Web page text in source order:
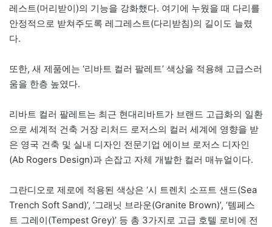
레스트(머리받이)의 기능을 강화했다. 여기에 누웠을 때 다리를
안정적으로 받쳐주도록 레그레스트(다리받침)의 길이도 늘렸
다.
또한, 새 제품에는 ‘리바트 컬러 팔레트’ 색상을 적용해 고급스러
움을 한층 높였다.
리바트 컬러 팔레트는 최근 현대리바트가 브랜드 고급화의 일환
으로 세계적 건축 거장 리처드 로저스의 컬러 세계에 영향을 받
은 영국 건축 및 실내 디자인 전문기업 에이브 로저스 디자인
(Ab Rogers Design)과 손잡고 자체 개발한 컬러 매뉴얼이다.
그란디오로 제로에 적용된 색상은 ‘시 트렌치 소프트 샌드(Sea
Trench Soft Sand)’, ‘그래닛 브라운(Granite Brown)’, ‘템페스
트 그레이(Tempest Grey)’ 등 총 3가지로 고급 호텔 로비에 전